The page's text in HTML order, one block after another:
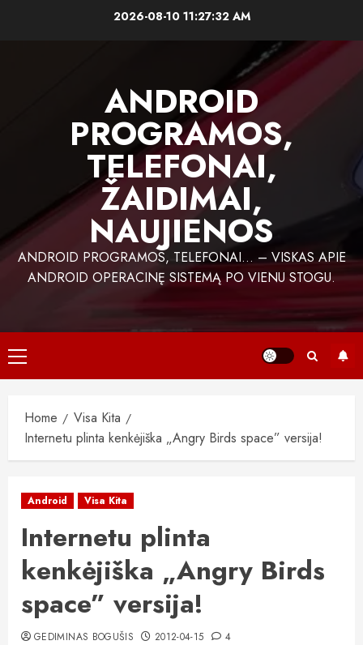
2026-08-10 11:27:33 AM
ANDROID
PROGRAMOS,
TELEFONAI,
ŽAIDIMAI,
NAUJIENOS
ANDROID PROGRAMOS, TELEFONAI… – VISKAS APIE
ANDROID OPERACINĘ SISTEMĄ PO VIENU STOGU.
Primary
Menu
Home
Visa Kita
Internetu plinta kenkėjiška „Angry Birds space” versija!
Android Visa Kita
Internetu plinta
kenkėjiška „Angry Birds
space” versija!
GEDIMINAS BOGUŠIS 2012-04-15 4